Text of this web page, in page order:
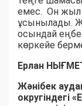
емес. Он жыл
ұсынылады.
осындай
көркейе
Ерлан
Жәнібек
округіндегі